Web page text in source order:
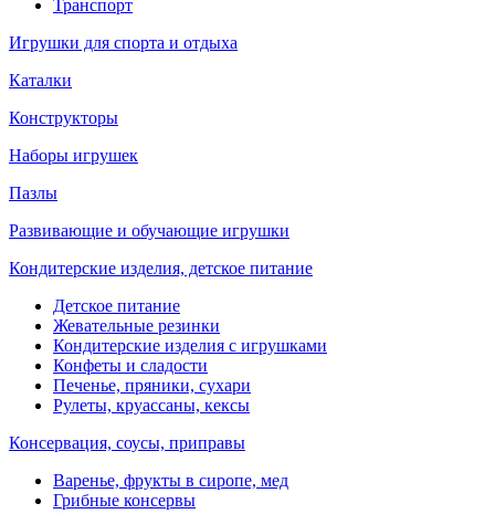
Транспорт
Игрушки для спорта и отдыха
Каталки
Конструкторы
Наборы игрушек
Пазлы
Развивающие и обучающие игрушки
Кондитерские изделия, детское питание
Детское питание
Жевательные резинки
Кондитерские изделия с игрушками
Конфеты и сладости
Печенье, пряники, сухари
Рулеты, круассаны, кексы
Консервация, соусы, приправы
Варенье, фрукты в сиропе, мед
Грибные консервы